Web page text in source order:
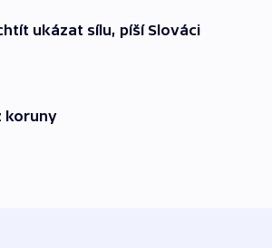
ukázat sílu, píší Slováci
koruny